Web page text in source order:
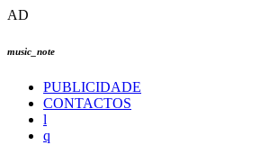
AD
music_note
PUBLICIDADE
CONTACTOS